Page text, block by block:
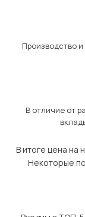
Производство
В отличие от
В итоге цена на
Некоторые